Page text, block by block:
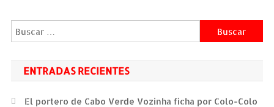
Buscar:
ENTRADAS RECIENTES
El portero de Cabo Verde Vozinha ficha por Colo-Colo